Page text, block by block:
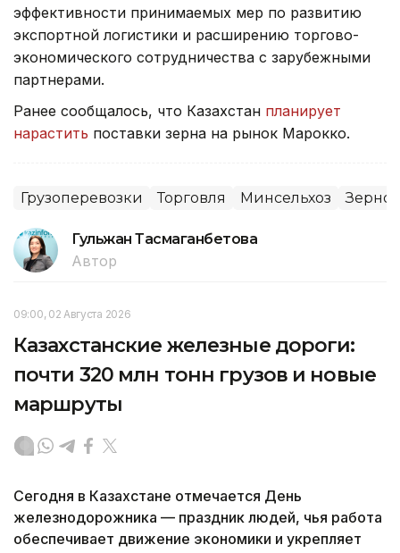
эффективности принимаемых мер по развитию
экспортной логистики и расширению торгово-
экономического сотрудничества с зарубежными
партнерами. ‎
Ранее сообщалось, что Казахстан планирует
нарастить поставки зерна на рынок Марокко.
Грузоперевозки Торговля Минсельхоз Зерно
Гульжан Тасмаганбетова
Автор
09:00, 02 Августа 2026
Казахстанские железные дороги:
почти 320 млн тонн грузов и новые
маршруты
Сегодня в Казахстане отмечается День
железнодорожника — праздник людей, чья работа
обеспечивает движение экономики и укрепляет